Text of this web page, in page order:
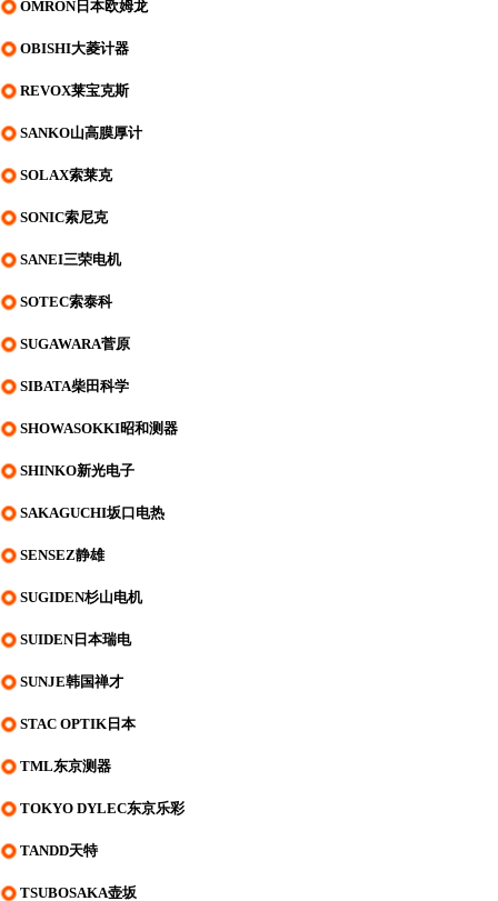
OMRON日本欧姆龙
OBISHI大菱计器
REVOX莱宝克斯
SANKO山高膜厚计
SOLAX索莱克
SONIC索尼克
SANEI三荣电机
SOTEC索泰科
SUGAWARA菅原
SIBATA柴田科学
SHOWASOKKI昭和测器
SHINKO新光电子
SAKAGUCHI坂口电热
SENSEZ静雄
SUGIDEN杉山电机
SUIDEN日本瑞电
SUNJE韩国禅才
STAC OPTIK日本
TML东京测器
TOKYO DYLEC东京乐彩
TANDD天特
TSUBOSAKA壶坂